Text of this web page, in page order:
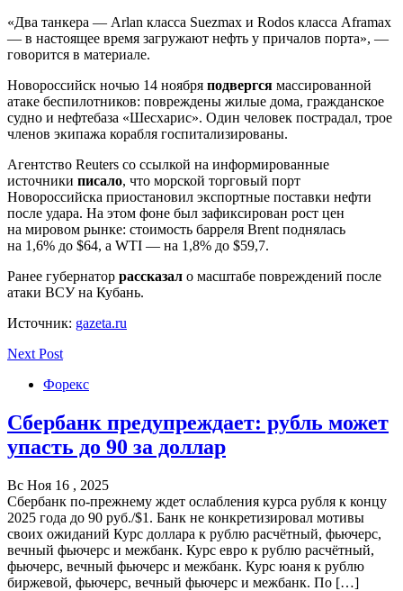
«Два танкера — Arlan класса Suezmax и Rodos класса Aframax
— в настоящее время загружают нефть у причалов порта», —
говорится в материале.
Новороссийск ночью 14 ноября подвергся массированной
атаке беспилотников: повреждены жилые дома, гражданское
судно и нефтебаза «Шесхарис». Один человек пострадал, трое
членов экипажа корабля госпитализированы.
Агентство Reuters со ссылкой на информированные
источники писало, что морской торговый порт
Новороссийска приостановил экспортные поставки нефти
после удара. На этом фоне был зафиксирован рост цен
на мировом рынке: стоимость барреля Brent поднялась
на 1,6% до $64, а WTI — на 1,8% до $59,7.
Ранее губернатор рассказал о масштабе повреждений после
атаки ВСУ на Кубань.
Источник: gazeta.ru
Next Post
Форекс
Сбербанк предупреждает: рубль может
упасть до 90 за доллар
Вс Ноя 16 , 2025
Сбербанк по-прежнему ждет ослабления курса рубля к концу
2025 года до 90 руб./$1. Банк не конкретизировал мотивы
своих ожиданий Курс доллара к рублю расчётный, фьючерс,
вечный фьючерс и межбанк. Курс евро к рублю расчётный,
фьючерс, вечный фьючерс и межбанк. Курс юаня к рублю
биржевой, фьючерс, вечный фьючерс и межбанк. По […]